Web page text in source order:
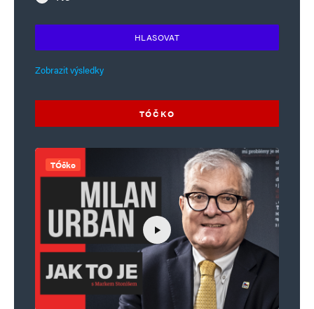
HLASOVAT
Zobrazit výsledky
TÓČKO
TÓčko